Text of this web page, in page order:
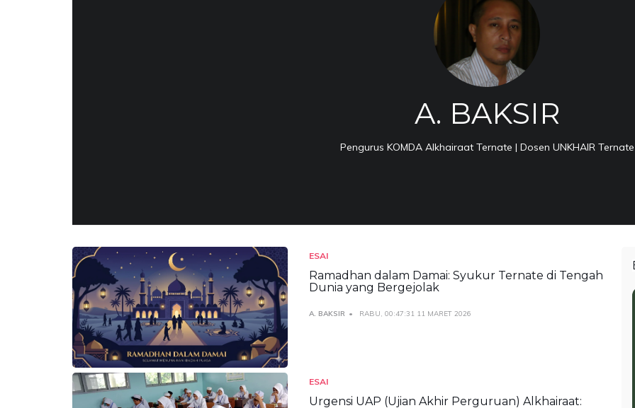
A. BAKSIR
Pengurus KOMDA Alkhairaat Ternate | Dosen UNKHAIR Ternate
ESAI
Ramadhan dalam Damai: Syukur Ternate di Tengah
Dunia yang Bergejolak
A. BAKSIR RABU, 00:47:31 11 MARET 2026
ESAI
Urgensi UAP (Ujian Akhir Perguruan) Alkhairaat: